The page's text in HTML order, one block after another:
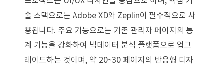
술 스택으로는 Adobe XD와 Zeplin이 필수적으로 사
용됩니다. 주요 기능으로는 기존 관리자 페이지의 통
계 기능을 강화하여 빅데이터 분석 플랫폼으로 업그
레이드하는 것이며, 약 20~30 페이지의 반응형 디자